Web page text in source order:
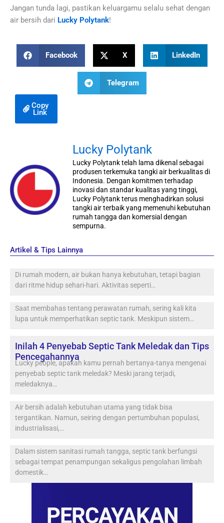
Jangan tunda lagi, pastikan keluargamu selalu sehat dengan
air bersih dari Lucky Polytank!
Facebook X LinkedIn
Telegram
Copy
Link
Lucky Polytank
Lucky Polytank telah lama dikenal sebagai
produsen terkemuka tangki air berkualitas di
Indonesia. Dengan komitmen terhadap
inovasi dan standar kualitas yang tinggi,
Lucky Polytank terus menghadirkan solusi
tangki air terbaik yang memenuhi kebutuhan
rumah tangga dan komersial dengan
sempurna.
Artikel & Tips Lainnya
Di rumah modern, air bukan hanya kebutuhan, tetapi bagian
dari ritme hidup sehari-hari. Aktivitas seperti…
Saat membahas tentang perawatan rumah, sering kali kita
lupa untuk memperhatikan septic tank. Meskipun sistem…
Inilah 4 Penyebab Septic Tank Meledak dan Tips
Pencegahannya
Lucky people, apakah kamu pernah bertanya-tanya mengenai
penyebab septic tank meledak? Meski jarang terjadi,
meledaknya…
Air bersih adalah kebutuhan utama yang tidak bisa
tergantikan. Namun, seiring dengan pertumbuhan populasi,
industrialisasi,…
Dalam sistem sanitasi rumah tangga, septic tank berfungsi
sebagai tempat penampungan sekaligus pengolahan limbah
domestik…